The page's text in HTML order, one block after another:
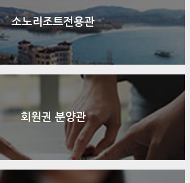
소노리조트전용관
회원권 분양관